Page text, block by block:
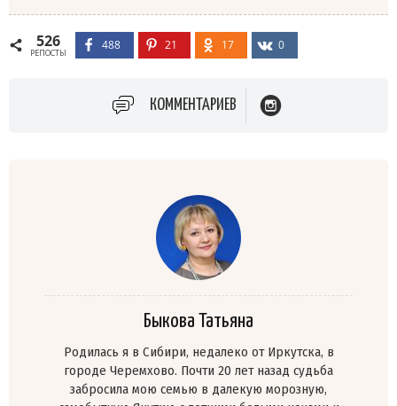
526
РЕПОСТЫ
488 21 17 0
КОММЕНТАРИЕВ
Быкова Татьяна
Родилась я в Сибири, недалеко от Иркутска, в
городе Черемхово. Почти 20 лет назад судьба
забросила мою семью в далекую морозную,